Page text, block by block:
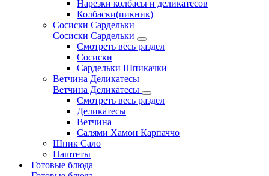
Нарезки колбасы и деликатесов
Колбаски(пикник)
Сосиски Сардельки
Сосиски Сардельки
Смотреть весь раздел
Сосиски
Сардельки Шпикачки
Ветчина Деликатесы
Ветчина Деликатесы
Смотреть весь раздел
Деликатесы
Ветчина
Салями Хамон Карпаччо
Шпик Сало
Паштеты
Готовые блюда